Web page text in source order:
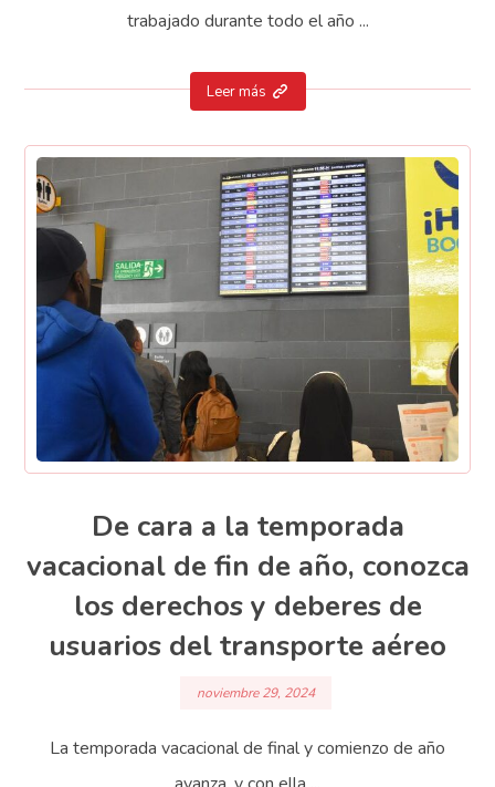
trabajado durante todo el año ...
Leer más
De cara a la temporada
vacacional de fin de año, conozca
los derechos y deberes de
usuarios del transporte aéreo
noviembre 29, 2024
La temporada vacacional de final y comienzo de año